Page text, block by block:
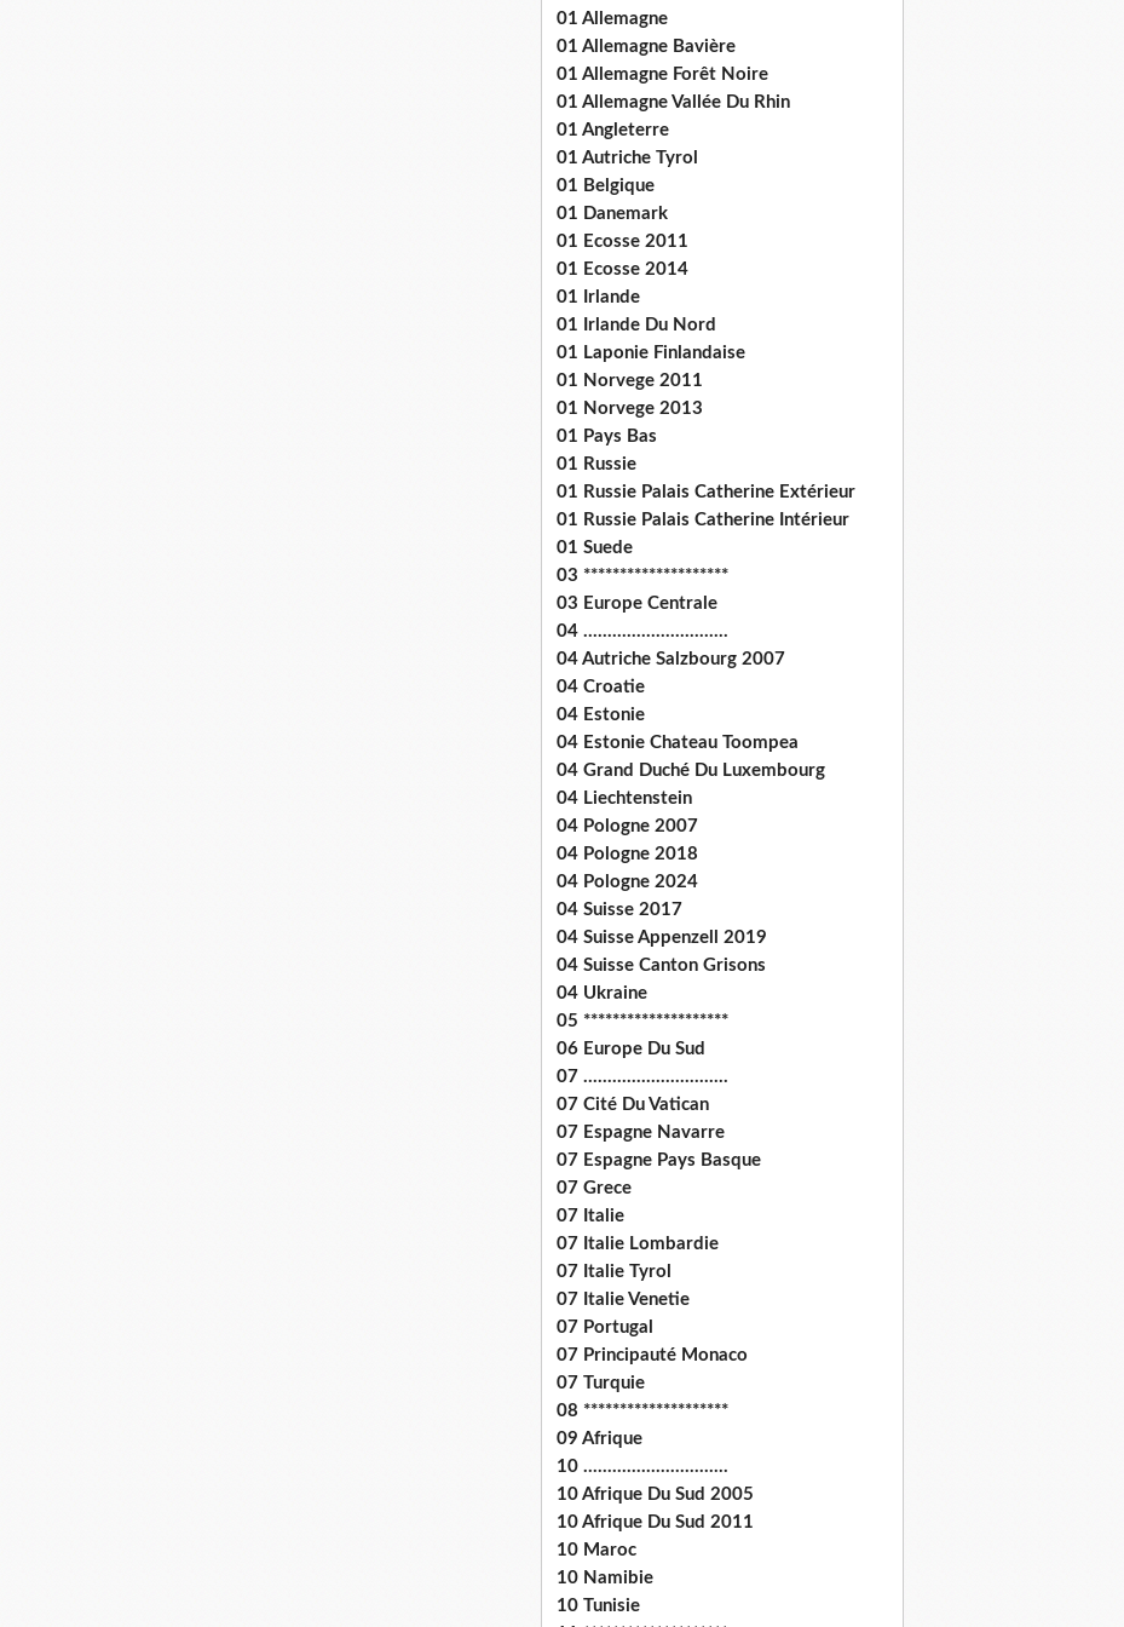
01 Allemagne
01 Allemagne Bavière
01 Allemagne Forêt Noire
01 Allemagne Vallée Du Rhin
01 Angleterre
01 Autriche Tyrol
01 Belgique
01 Danemark
01 Ecosse 2011
01 Ecosse 2014
01 Irlande
01 Irlande Du Nord
01 Laponie Finlandaise
01 Norvege 2011
01 Norvege 2013
01 Pays Bas
01 Russie
01 Russie Palais Catherine Extérieur
01 Russie Palais Catherine Intérieur
01 Suede
03 ********************
03 Europe Centrale
04 ..............................
04 Autriche Salzbourg 2007
04 Croatie
04 Estonie
04 Estonie Chateau Toompea
04 Grand Duché Du Luxembourg
04 Liechtenstein
04 Pologne 2007
04 Pologne 2018
04 Pologne 2024
04 Suisse 2017
04 Suisse Appenzell 2019
04 Suisse Canton Grisons
04 Ukraine
05 ********************
06 Europe Du Sud
07 ..............................
07 Cité Du Vatican
07 Espagne Navarre
07 Espagne Pays Basque
07 Grece
07 Italie
07 Italie Lombardie
07 Italie Tyrol
07 Italie Venetie
07 Portugal
07 Principauté Monaco
07 Turquie
08 ********************
09 Afrique
10 ..............................
10 Afrique Du Sud 2005
10 Afrique Du Sud 2011
10 Maroc
10 Namibie
10 Tunisie